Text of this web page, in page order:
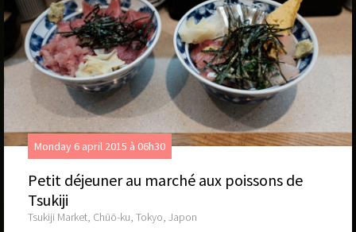
Monday 6 april 2015 à 06h30
Petit déjeuner au marché aux poissons de
Tsukiji
Tsukiji Market, Chūō-ku, Tokyo, Japon